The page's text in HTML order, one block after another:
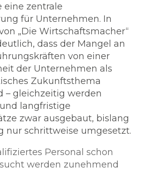
eine zentrale
für Unternehmen. In
„Die Wirtschaftsmacher“
dass der Mangel an
von einer
der Unternehmen als
Zukunftsthema
– gleichzeitig werden
langfristige
zwar ausgebaut, bislang
nur schrittweise umgesetzt.
Personal schon
werden zunehmend